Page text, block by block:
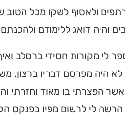
ולאסוף לשקו מכל הטוב
והיה דואג ללימודם
לי מקורות חסידי ברסלב
היה מפרסם דבריו ברצון,
הפצרתי בו מאוד וחזרתי
הרשה לי לרשום מפיו בפנקס